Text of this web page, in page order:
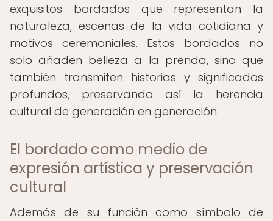
exquisitos bordados que representan la
naturaleza, escenas de la vida cotidiana y
motivos ceremoniales. Estos bordados no
solo añaden belleza a la prenda, sino que
también transmiten historias y significados
profundos, preservando así la herencia
cultural de generación en generación.
El bordado como medio de
expresión artística y preservación
cultural
Además de su función como símbolo de